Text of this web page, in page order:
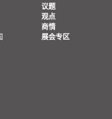
议题
观点
商情
展会专区